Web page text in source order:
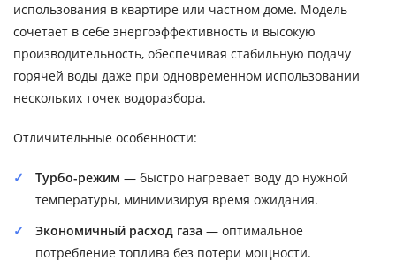
использования в квартире или частном доме. Модель
сочетает в себе энергоэффективность и высокую
производительность, обеспечивая стабильную подачу
горячей воды даже при одновременном использовании
нескольких точек водоразбора.
Отличительные особенности:
Турбо-режим — быстро нагревает воду до нужной
температуры, минимизируя время ожидания.
Экономичный расход газа — оптимальное
потребление топлива без потери мощности.